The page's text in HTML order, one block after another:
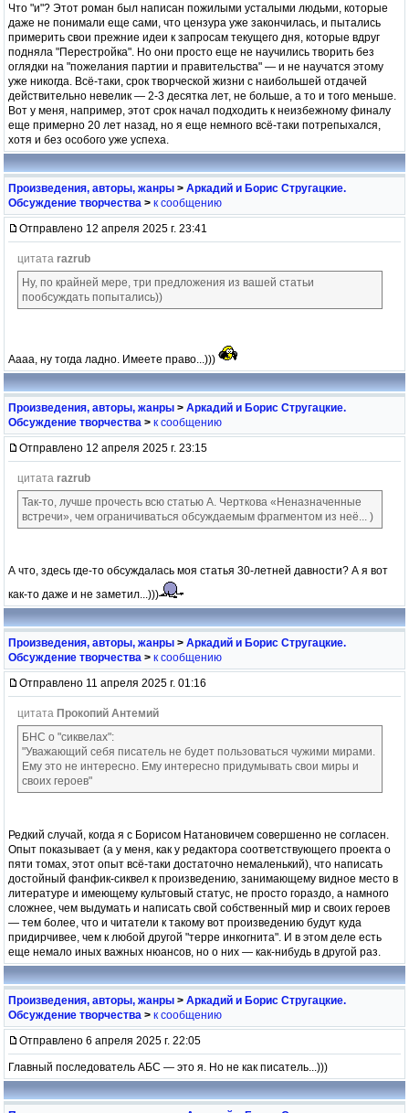
Что "и"? Этот роман был написан пожилыми усталыми людьми, которые
даже не понимали еще сами, что цензура уже закончилась, и пытались
примерить свои прежние идеи к запросам текущего дня, которые вдруг
подняла "Перестройка". Но они просто еще не научились творить без
оглядки на "пожелания партии и правительства" — и не научатся этому
уже никогда. Всё-таки, срок творческой жизни с наибольшей отдачей
действительно невелик — 2-3 десятка лет, не больше, а то и того меньше.
Вот у меня, например, этот срок начал подходить к неизбежному финалу
еще примерно 20 лет назад, но я еще немного всё-таки потрепыхался,
хотя и без особого уже успеха.
Произведения, авторы, жанры > Аркадий и Борис Стругацкие.
Обсуждение творчества > к сообщению
Отправлено 12 апреля 2025 г. 23:41
цитата razrub
Ну, по крайней мере, три предложения из вашей статьи
пообсуждать попытались))
Аааа, ну тогда ладно. Имеете право...)))
Произведения, авторы, жанры > Аркадий и Борис Стругацкие.
Обсуждение творчества > к сообщению
Отправлено 12 апреля 2025 г. 23:15
цитата razrub
Так-то, лучше прочесть всю статью А. Черткова «Неназначенные
встречи», чем ограничиваться обсуждаемым фрагментом из неё... )
А что, здесь где-то обсуждалась моя статья 30-летней давности? А я вот
как-то даже и не заметил...)))
Произведения, авторы, жанры > Аркадий и Борис Стругацкие.
Обсуждение творчества > к сообщению
Отправлено 11 апреля 2025 г. 01:16
цитата Прокопий Антемий
БНС о "сиквелах":
"Уважающий себя писатель не будет пользоваться чужими мирами.
Ему это не интересно. Ему интересно придумывать свои миры и
своих героев"
Редкий случай, когда я с Борисом Натановичем совершенно не согласен.
Опыт показывает (а у меня, как у редактора соответствующего проекта о
пяти томах, этот опыт всё-таки достаточно немаленький), что написать
достойный фанфик-сиквел к произведению, занимающему видное место в
литературе и имеющему культовый статус, не просто гораздо, а намного
сложнее, чем выдумать и написать свой собственный мир и своих героев
— тем более, что и читатели к такому вот произведению будут куда
придирчивее, чем к любой другой "терре инкогнита". И в этом деле есть
еще немало иных важных нюансов, но о них — как-нибудь в другой раз.
Произведения, авторы, жанры > Аркадий и Борис Стругацкие.
Обсуждение творчества > к сообщению
Отправлено 6 апреля 2025 г. 22:05
Главный последователь АБС — это я. Но не как писатель...)))